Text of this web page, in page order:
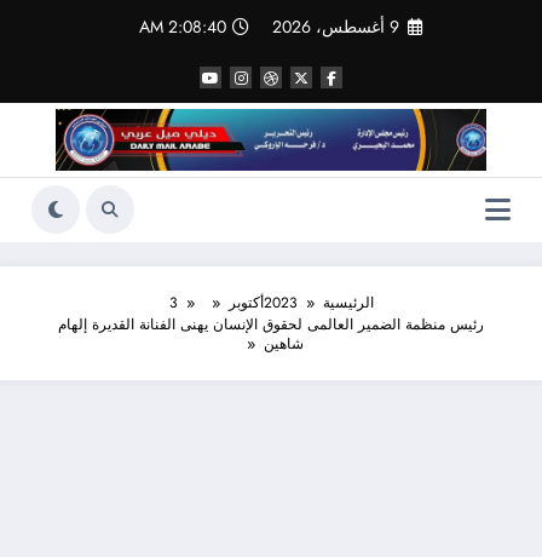
9 أغسطس، 2026 2:08:41 AM
الرئيسية 2023أكتوبر
3
رئيس منظمة الضمير العالمى لحقوق الإنسان يهنى الفنانة القديرة إلهام
شاهين